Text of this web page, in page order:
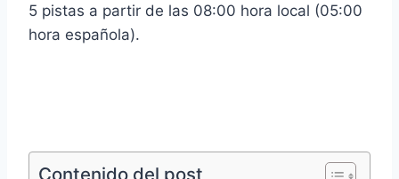
5 pistas a partir de las 08:00 hora local (05:00
hora española).
Contenido del post